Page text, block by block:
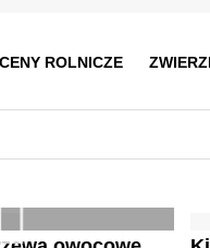
CENY ROLNICZE